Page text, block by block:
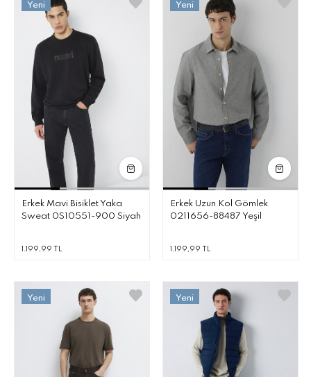
Erkek Mavi Bisiklet Yaka
Sweat 0S10551-900 Siyah
1.199,99 TL
Erkek Uzun Kol Gömlek
0211656-88487 Yeşil
1.199,99 TL